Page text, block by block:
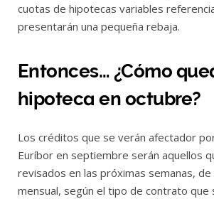
cuotas de hipotecas variables
presentarán una pequeña rebaja.
Entonces… ¿Cómo
hipoteca en octubre?
Los créditos que se verán afectador
Euríbor en septiembre serán aquellos
revisados en las próximas semanas, de
mensual, según el tipo de contrato que